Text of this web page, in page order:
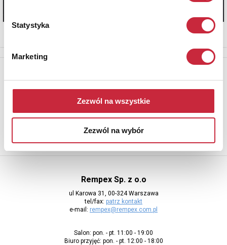
Statystyka
Marketing
Zezwól na wszystkie
Zezwól na wybór
Aby otrzymywać informacje o nowych aukcjach, prosimy podać
adres e-mail
Rempex Sp. z o.o
ul Karowa 31, 00-324 Warszawa
tel/fax: patrz kontakt
e-mail: rempex@rempex.com.pl
Salon: pon. - pt. 11:00 - 19:00
Biuro przyjęć: pon. - pt. 12:00 - 18:00